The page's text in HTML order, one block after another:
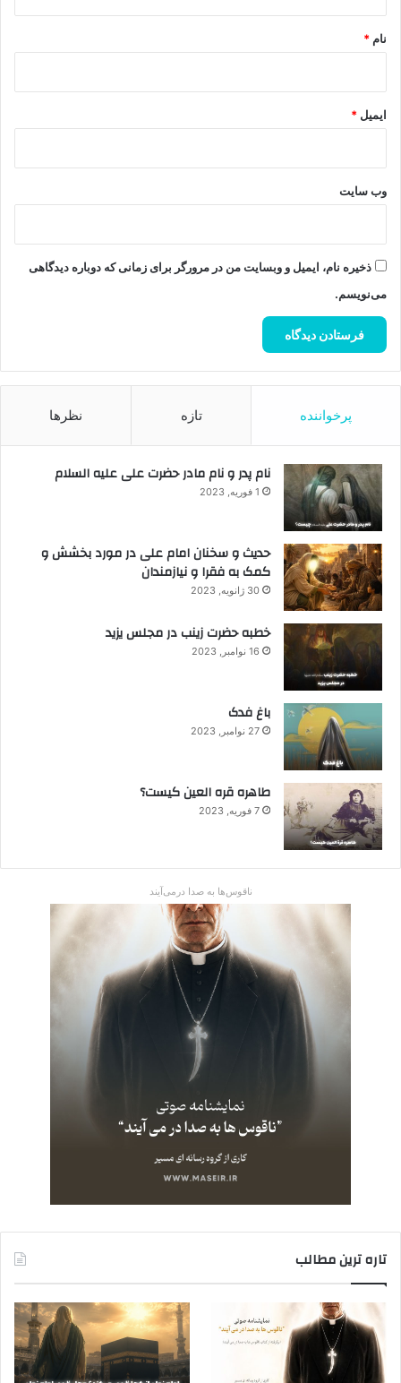
نام *
ایمیل *
وب‌ سایت
ذخیره نام، ایمیل و وبسایت من در مرورگر برای زمانی که دوباره دیدگاهی
می‌نویسم.
پرخواننده تازه نظرها
نام پدر و نام مادر حضرت علی علیه السلام
1 فوریه, 2023
حدیث و سخنان امام علی در مورد بخشش و
کمک به فقرا و نیازمندان
30 ژانویه, 2023
خطبه حضرت زینب در مجلس یزید
16 نوامبر, 2023
باغ فدک
27 نوامبر, 2023
طاهره قره العین کیست؟
7 فوریه, 2023
ناقوس‌ها به صدا در‌می‌آیند
تاره ترین مطالب